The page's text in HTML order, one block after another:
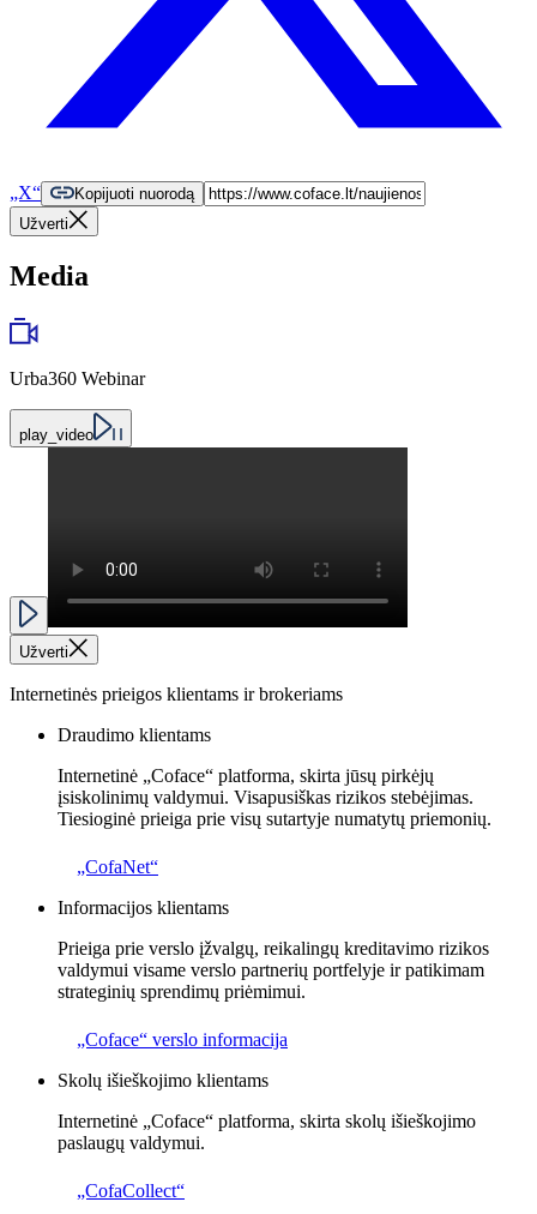
„X“
Kopijuoti nuorodą
Užverti
Media
Urba360 Webinar
play_video
Užverti
Internetinės prieigos klientams ir brokeriams
Draudimo klientams
Internetinė „Coface“ platforma, skirta jūsų pirkėjų
įsiskolinimų valdymui. Visapusiškas rizikos stebėjimas.
Tiesioginė prieiga prie visų sutartyje numatytų priemonių.
„CofaNet“
Informacijos klientams
Prieiga prie verslo įžvalgų, reikalingų kreditavimo rizikos
valdymui visame verslo partnerių portfelyje ir patikimam
strateginių sprendimų priėmimui.
„Coface“ verslo informacija
Skolų išieškojimo klientams
Internetinė „Coface“ platforma, skirta skolų išieškojimo
paslaugų valdymui.
„CofaCollect“